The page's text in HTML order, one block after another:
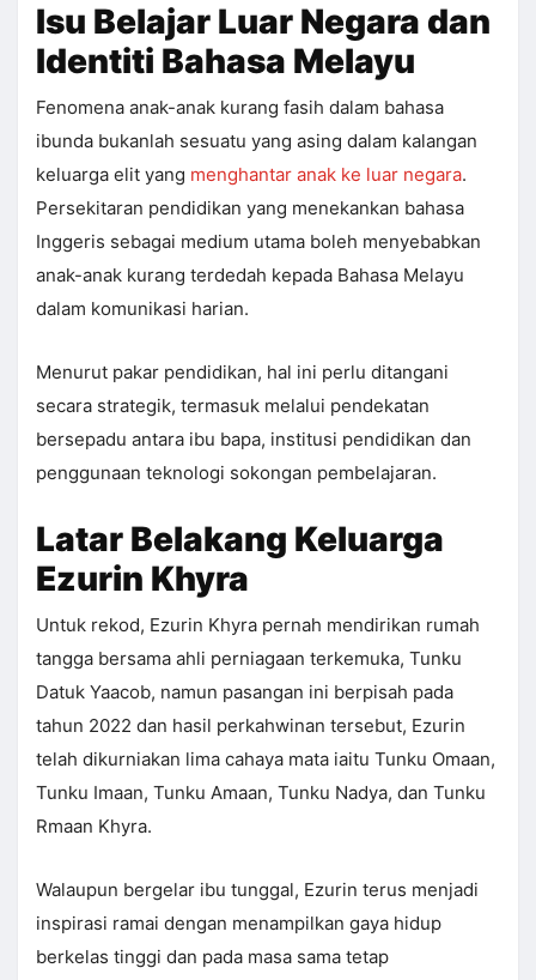
Isu Belajar Luar Negara dan
Identiti Bahasa Melayu
Fenomena anak-anak kurang fasih dalam bahasa
ibunda bukanlah sesuatu yang asing dalam kalangan
keluarga elit yang menghantar anak ke luar negara.
Persekitaran pendidikan yang menekankan bahasa
Inggeris sebagai medium utama boleh menyebabkan
anak-anak kurang terdedah kepada Bahasa Melayu
dalam komunikasi harian.
Menurut pakar pendidikan, hal ini perlu ditangani
secara strategik, termasuk melalui pendekatan
bersepadu antara ibu bapa, institusi pendidikan dan
penggunaan teknologi sokongan pembelajaran.
Latar Belakang Keluarga
Ezurin Khyra
Untuk rekod, Ezurin Khyra pernah mendirikan rumah
tangga bersama ahli perniagaan terkemuka, Tunku
Datuk Yaacob, namun pasangan ini berpisah pada
tahun 2022 dan hasil perkahwinan tersebut, Ezurin
telah dikurniakan lima cahaya mata iaitu Tunku Omaan,
Tunku Imaan, Tunku Amaan, Tunku Nadya, dan Tunku
Rmaan Khyra.
Walaupun bergelar ibu tunggal, Ezurin terus menjadi
inspirasi ramai dengan menampilkan gaya hidup
berkelas tinggi dan pada masa sama tetap